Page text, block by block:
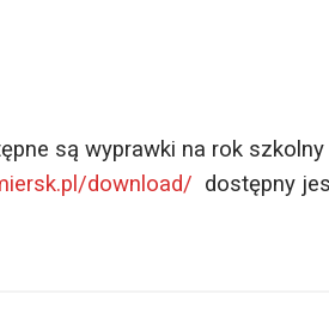
są wyprawki na rok
download/ dostępny